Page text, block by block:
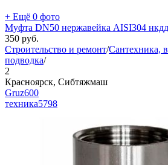
+ Ещё 0 фото
Муфта DN50 нержавейка AISI304
350 руб.
Строительство и ремонт/Сантехника,
подводка/
2
Красноярск, Сибтяжмаш
Gruz600
техника5798